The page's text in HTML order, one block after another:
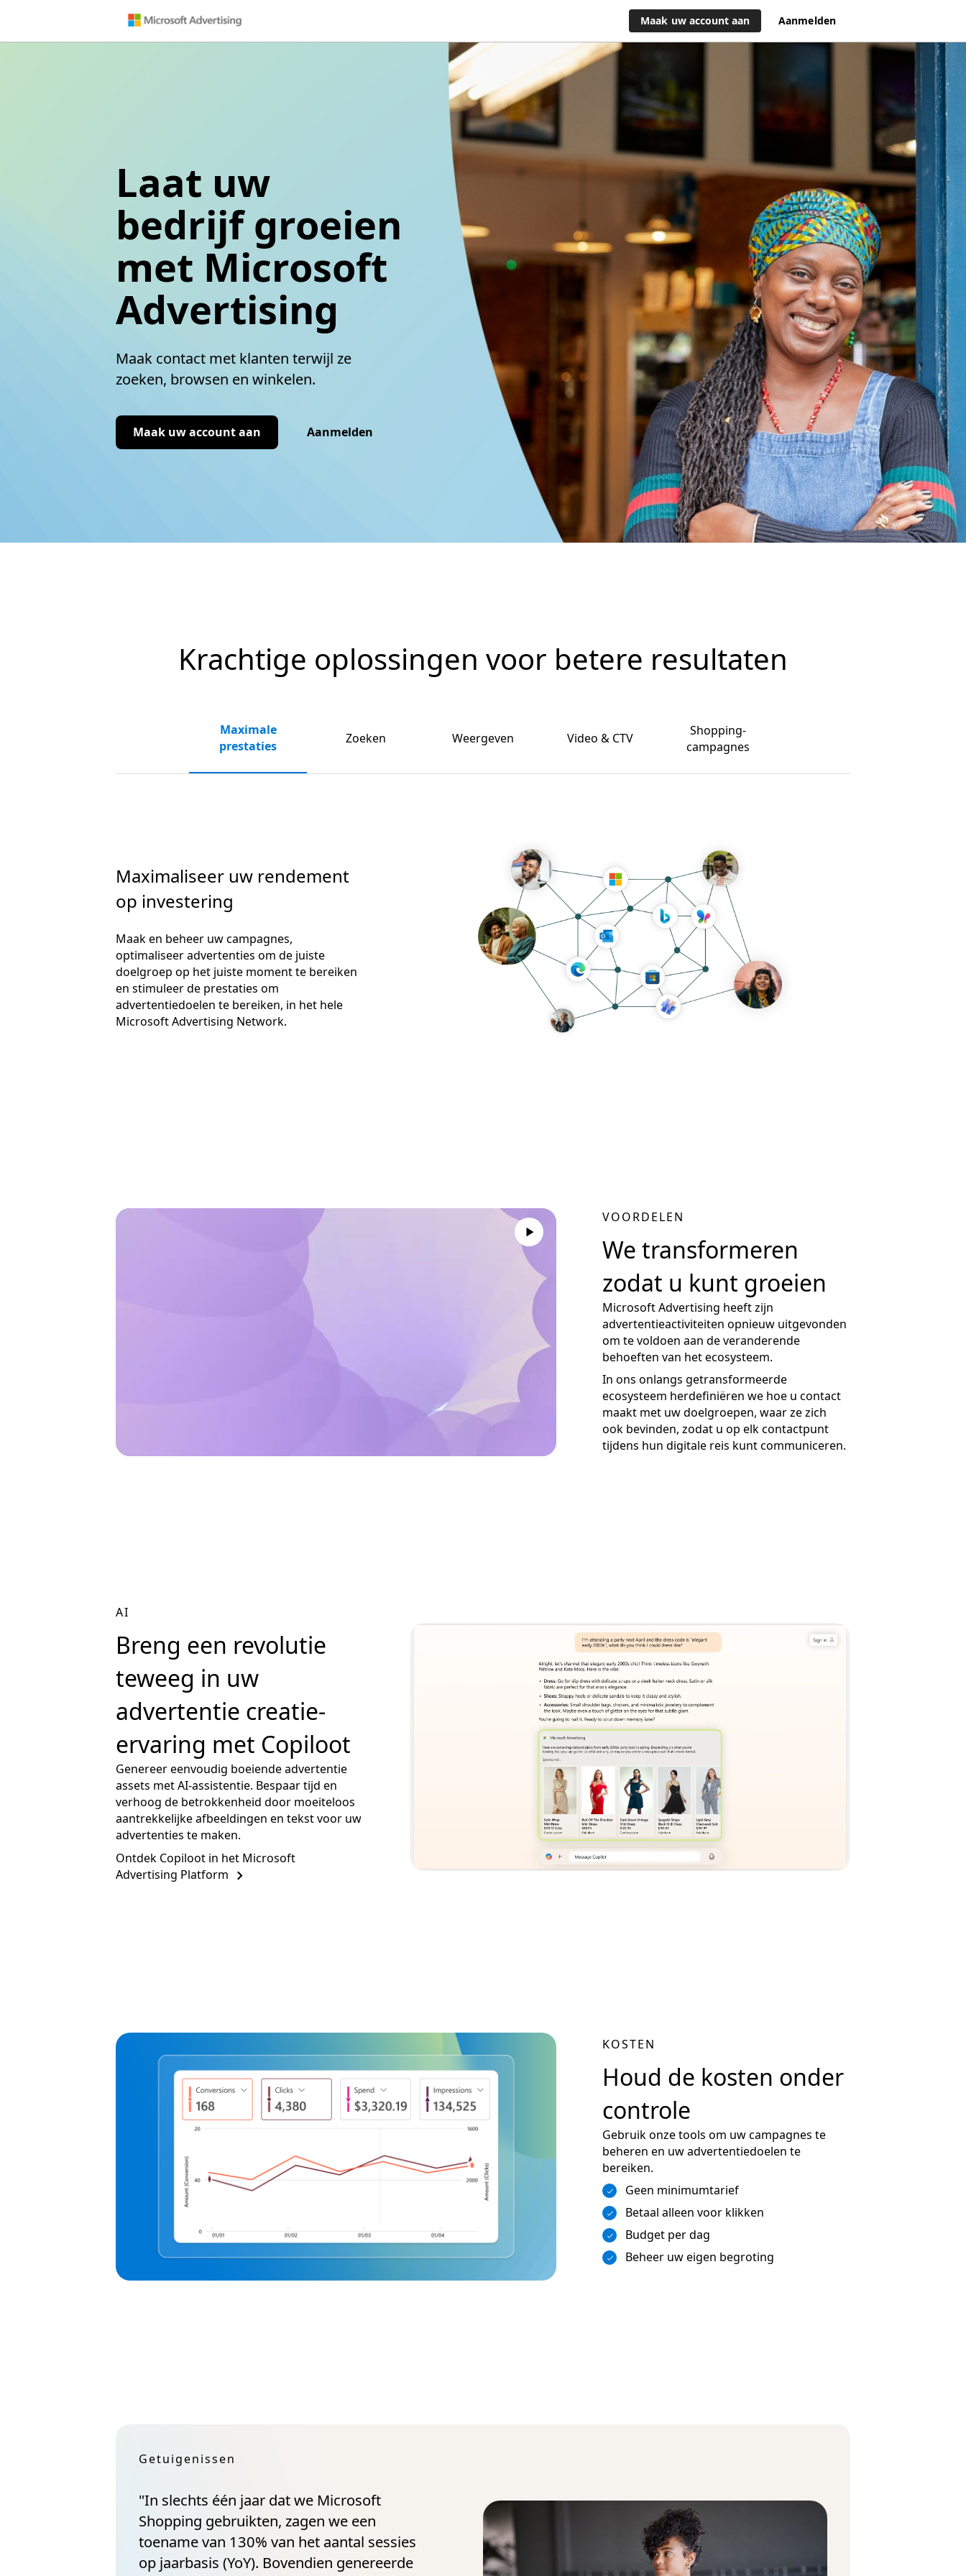
Maak uw account aan Aanmelden
Laat uw
bedrijf groeien
met Microsoft
Advertising
Maak contact met klanten terwijl ze
zoeken, browsen en winkelen.
Maak uw account aan Aanmelden
Krachtige oplossingen voor betere resultaten
Maximale
prestaties
Zoeken Weergeven Video & CTV
Shopping-
campagnes
Maximaliseer uw rendement
op investering
Maak en beheer uw campagnes,
optimaliseer advertenties om de juiste
doelgroep op het juiste moment te bereiken
en stimuleer de prestaties om
advertentiedoelen te bereiken, in het hele
Microsoft Advertising Network.
VOORDELEN
We transformeren
zodat u kunt groeien
Microsoft Advertising heeft zijn
advertentieactiviteiten opnieuw uitgevonden
om te voldoen aan de veranderende
behoeften van het ecosysteem.
In ons onlangs getransformeerde
ecosysteem herdefiniëren we hoe u contact
maakt met uw doelgroepen, waar ze zich
ook bevinden, zodat u op elk contactpunt
tijdens hun digitale reis kunt communiceren.
AI
Breng een revolutie
teweeg in uw
advertentie creatie-
ervaring met Copiloot
Genereer eenvoudig boeiende advertentie
assets met AI-assistentie. Bespaar tijd en
verhoog de betrokkenheid door moeiteloos
aantrekkelijke afbeeldingen en tekst voor uw
advertenties te maken.
Ontdek Copiloot in het Microsoft
Advertising Platform
KOSTEN
Houd de kosten onder
controle
Gebruik onze tools om uw campagnes te
beheren en uw advertentiedoelen te
bereiken.
Geen minimumtarief
Betaal alleen voor klikken
Budget per dag
Beheer uw eigen begroting
Getuigenissen
"In slechts één jaar dat we Microsoft
Shopping gebruikten, zagen we een
toename van 130% van het aantal sessies
op jaarbasis (YoY). Bovendien genereerde